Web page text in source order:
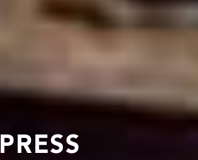
PRESS